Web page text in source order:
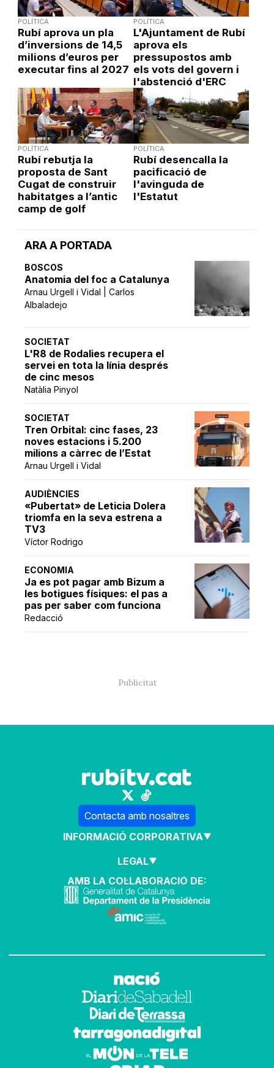
ARA A PORTADA
BOSCOS
Anatomia del foc a Catalunya
Arnau Urgell i Vidal | Carlos
Albaladejo
SOCIETAT
L'R8 de Rodalies recupera el
servei en tota la línia després
de cinc mesos
Natàlia Pinyol
SOCIETAT
Tren Orbital: cinc fases, 23
noves estacions i 5.200
milions a càrrec de l’Estat
Arnau Urgell i Vidal
AUDIÈNCIES
«Pubertat» de Leticia Dolera
triomfa en la seva estrena a
TV3
Víctor Rodrigo
ECONOMIA
Ja es pot pagar amb Bizum a
les botigues físiques: el pas a
pas per saber com funciona
Redacció
POLÍTICA
Rubí aprova un pla
d’inversions de 14,5
milions d’euros per
executar fins al 2027
POLÍTICA
L'Ajuntament de Rubí
aprova els
pressupostos amb
els vots del govern i
l'abstenció d'ERC
POLÍTICA
Rubí rebutja la
proposta de Sant
Cugat de construir
habitatges a l’antic
camp de golf
POLÍTICA
Rubí desencalla la
pacificació de
l'avinguda de
l'Estatut
Contacta amb nosaltres
INFORMACIÓ CORPORATIVA
LEGAL
AMB LA COL·LABORACIÓ DE: